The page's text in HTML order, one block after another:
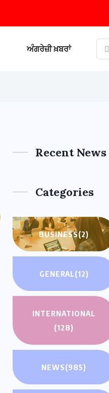
ਅੰਗਰੇਜ਼ੀ ਖ਼ਬਰਾਂ
Recent News
Categories
BUSINESS(2)
GENERAL(12)
INTERNATIONAL
(128)
NEWS(985)